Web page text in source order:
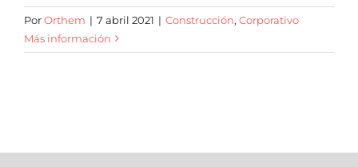
PorOrthem | 7 abril 2021 | Construcción, Corporativo
Más información